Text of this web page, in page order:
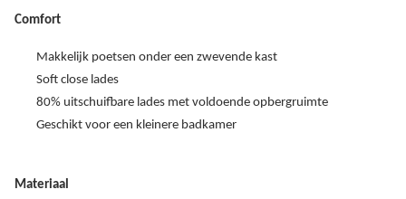
Comfort
Makkelijk poetsen onder een zwevende kast
Soft close lades
80% uitschuifbare lades met voldoende opbergruimte
Geschikt voor een kleinere badkamer
Materiaal